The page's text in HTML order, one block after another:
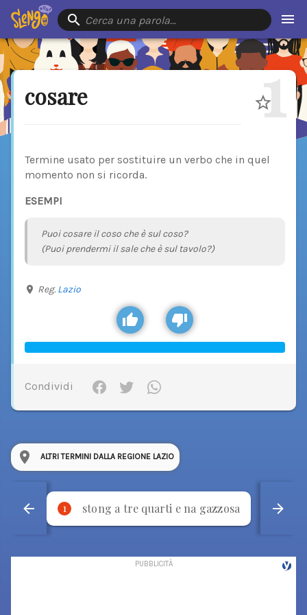
Cerca una parola…
cosare 1
Termine usato per sostituire un verbo che in quel
momento non si ricorda.
ESEMPI
Puoi cosare il coso che è sul coso?
(Puoi prendermi il sale che è sul tavolo?)
Reg. Lazio
Condividi
ALTRI TERMINI DALLA REGIONE LAZIO
1 stong a tre quarti e na gazzosa 2